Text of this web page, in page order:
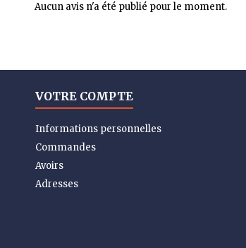
Aucun avis n'a été publié pour le moment.
VOTRE COMPTE
Informations personnelles
Commandes
Avoirs
Adresses